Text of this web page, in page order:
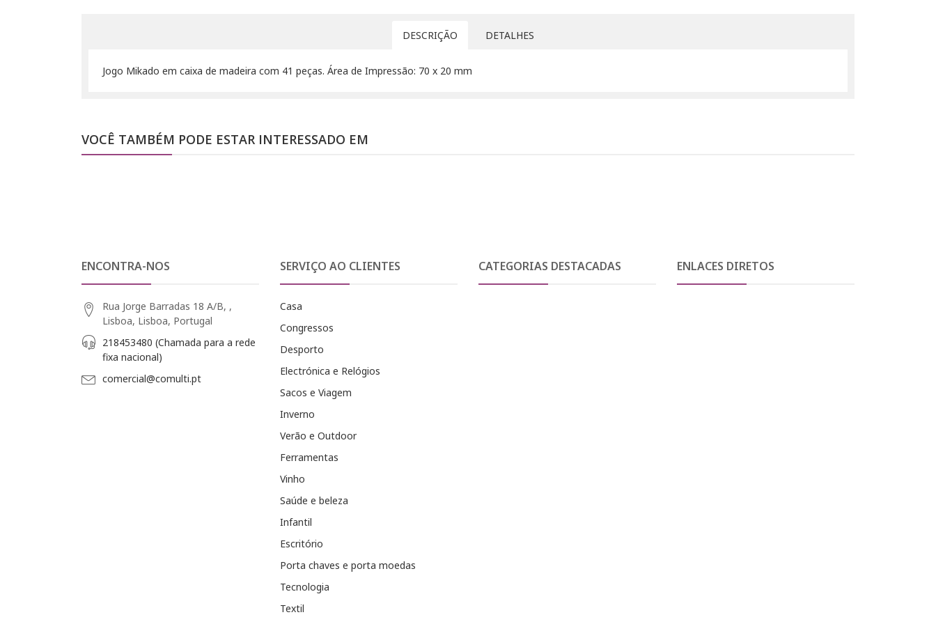
DESCRIÇÃO DETALHES
Jogo Mikado em caixa de madeira com 41 peças. Área de Impressão: 70 x 20 mm
VOCÊ TAMBÉM PODE ESTAR INTERESSADO EM
ENCONTRA-NOS
Rua Jorge Barradas 18 A/B, ,
Lisboa, Lisboa, Portugal
218453480 (Chamada para a rede
fixa nacional)
comercial@comulti.pt
SERVIÇO AO CLIENTES
Casa
Congressos
Desporto
Electrónica e Relógios
Sacos e Viagem
Inverno
Verão e Outdoor
Ferramentas
Vinho
Saúde e beleza
Infantil
Escritório
Porta chaves e porta moedas
Tecnologia
Textil
CATEGORIAS DESTACADAS ENLACES DIRETOS